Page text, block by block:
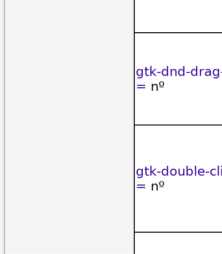
gtk-dnd-
= nº
gtk-double-
= nº